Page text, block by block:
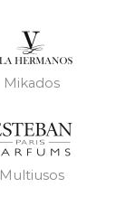
Mikados
Multiusos